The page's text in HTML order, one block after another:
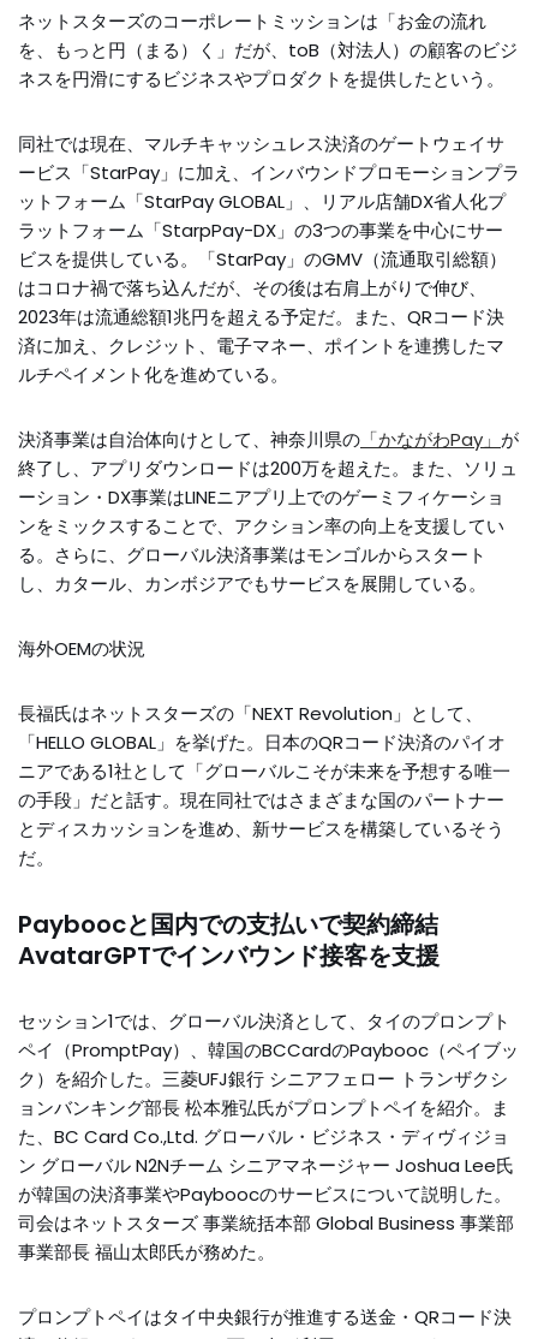
ネットスターズのコーポレートミッションは「お金の流れ
を、もっと円（まる）く」だが、toB（対法人）の顧客のビジ
ネスを円滑にするビジネスやプロダクトを提供したという。
同社では現在、マルチキャッシュレス決済のゲートウェイサ
ービス「StarPay」に加え、インバウンドプロモーションプラ
ットフォーム「StarPay GLOBAL」、リアル店舗DX省人化プ
ラットフォーム「StarpPay-DX」の3つの事業を中心にサー
ビスを提供している。「StarPay」のGMV（流通取引総額）
はコロナ禍で落ち込んだが、その後は右肩上がりで伸び、
2023年は流通総額1兆円を超える予定だ。また、QRコード決
済に加え、クレジット、電子マネー、ポイントを連携したマ
ルチペイメント化を進めている。
決済事業は自治体向けとして、神奈川県の 「かながわPay」 が
終了し、アプリダウンロードは200万を超えた。また、ソリュ
ーション・DX事業はLINEニアプリ上でのゲーミフィケーショ
ンをミックスすることで、アクション率の向上を支援してい
る。さらに、グローバル決済事業はモンゴルからスタート
し、カタール、カンボジアでもサービスを展開している。
海外OEMの状況
長福氏はネットスターズの「NEXT Revolution」として、
「HELLO GLOBAL」を挙げた。日本のQRコード決済のパイオ
ニアである1社として「グローバルこそが未来を予想する唯一
の手段」だと話す。現在同社ではさまざまな国のパートナー
とディスカッションを進め、新サービスを構築しているそう
だ。
Payboocと国内での支払いで契約締結
AvatarGPTでインバウンド接客を支援
セッション1では、グローバル決済として、タイのプロンプト
ペイ（PromptPay）、韓国のBCCardのPaybooc（ペイブッ
ク）を紹介した。三菱UFJ銀行 シニアフェロー トランザクシ
ョンバンキング部長 松本雅弘氏がプロンプトペイを紹介。ま
た、BC Card Co.,Ltd. グローバル・ビジネス・ディヴィジョ
ン グローバル N2Nチーム シニアマネージャー Joshua Lee氏
が韓国の決済事業やPayboocのサービスについて説明した。
司会はネットスターズ 事業統括本部 Global Business 事業部
事業部長 福山太郎氏が務めた。
プロンプトペイはタイ中央銀行が推進する送金・QRコード決